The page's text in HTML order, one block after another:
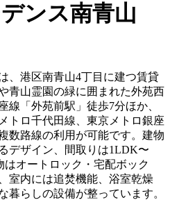
ンス南青山
、港区南青山4丁目に建つ賃貸
青山霊園の緑に囲まれた外苑西
線「外苑前駅」徒歩7分ほか、
トロ千代田線、東京メトロ銀座
数路線の利用が可能です。建物
デザイン、間取りは1LDK〜
オートロック・宅配ボック
室内には追焚機能、浴室乾燥
暮らしの設備が整っています。